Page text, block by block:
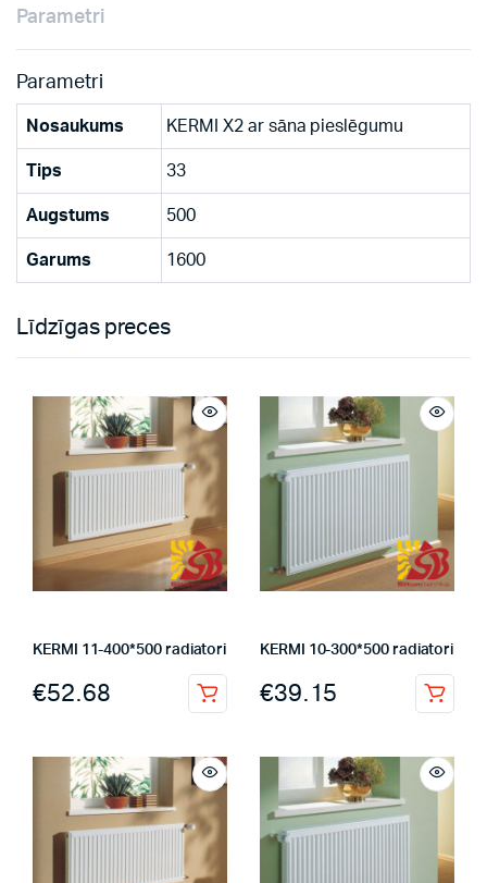
Parametri
Parametri
Nosaukums KERMI X2 ar sāna pieslēgumu
Tips 33
Augstums 500
Garums 1600
Līdzīgas preces
KERMI 11-400*500 radiatori
€52.68
KERMI 10-300*500 radiatori
€39.15